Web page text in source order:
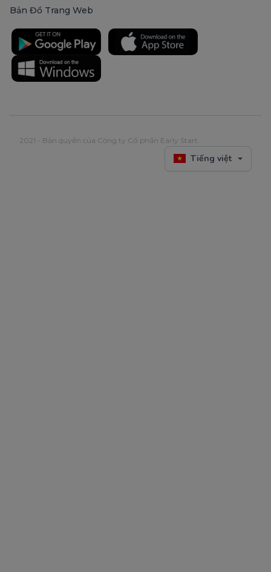
Bản Đồ Trang Web
2021 - Bản quyền của Công ty Cổ phần Early Start
Tiếng việt